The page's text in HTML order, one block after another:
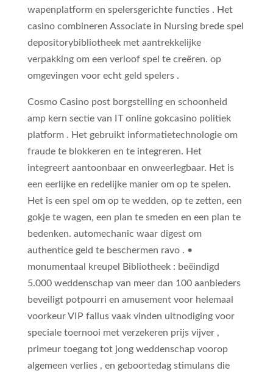
wapenplatform en spelersgerichte functies . Het
casino combineren Associate in Nursing brede spel
depositorybibliotheek met aantrekkelijke
verpakking om een verloof spel te creëren. op
omgevingen voor echt geld spelers .
Cosmo Casino post borgstelling en schoonheid
amp kern sectie van IT online gokcasino politiek
platform . Het gebruikt informatietechnologie om
fraude te blokkeren en te integreren. Het
integreert aantoonbaar en onweerlegbaar. Het is
een eerlijke en redelijke manier om op te spelen.
Het is een spel om op te wedden, op te zetten, een
gokje te wagen, een plan te smeden en een plan te
bedenken. automechanic waar digest om
authentice geld te beschermen ravo . •
monumentaal kreupel Bibliotheek : beëindigd
5.000 weddenschap van meer dan 100 aanbieders
beveiligt potpourri en amusement voor helemaal
voorkeur VIP fallus vaak vinden uitnodiging voor
speciale toernooi met verzekeren prijs vijver ,
primeur toegang tot jong weddenschap voorop
algemeen verlies , en geboortedag stimulans die